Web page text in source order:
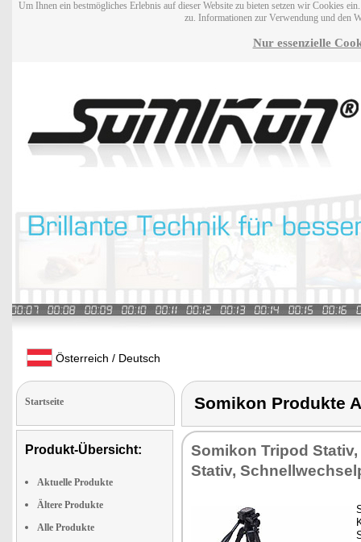
Um Ihnen ein bestmögliches Erlebnis auf dieser Website zu bieten setzen wir Cookies
zu. Informationen zur Verwendung und den
Nur essenzielle
Österreich / Deutsch
Startseite
Produkt-Übersicht:
Aktuelle Produkte
Ältere Produkte
Alle Produkte
Somikon Produkte
Somikon Tripod
Stativ,